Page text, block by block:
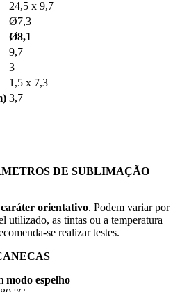
24,5 x 9,7
Ø7,3
Ø8,1
9,7
3
1,5 x 7,3
3,7
DE SUBLIMAÇÃO
caráter orientativo. Podem variar por
utilizado, as tintas ou a temperatura
se realizar testes.
modo espelho